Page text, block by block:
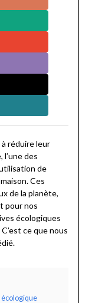
réduire leur
l’une des
de
Ces
de la planète,
pour nos
écologiques
ce que nous